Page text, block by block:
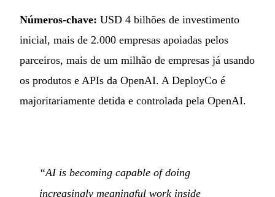
Números-chave: USD 4 bilhões de investimento
inicial, mais de 2.000 empresas apoiadas pelos
parceiros, mais de um milhão de empresas já usando
os produtos e APIs da OpenAI. A DeployCo é
majoritariamente detida e controlada pela OpenAI.
“AI is becoming capable of doing
increasingly meaningful work inside